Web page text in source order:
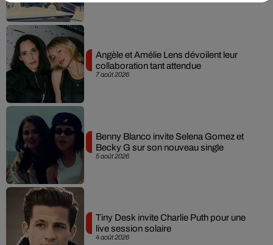
7 août 2026
Angèle et Amélie Lens dévoilent leur
collaboration tant attendue
5 août 2026
Benny Blanco invite Selena Gomez et
Becky G sur son nouveau single
4 août 2026
Tiny Desk invite Charlie Puth pour une
live session solaire